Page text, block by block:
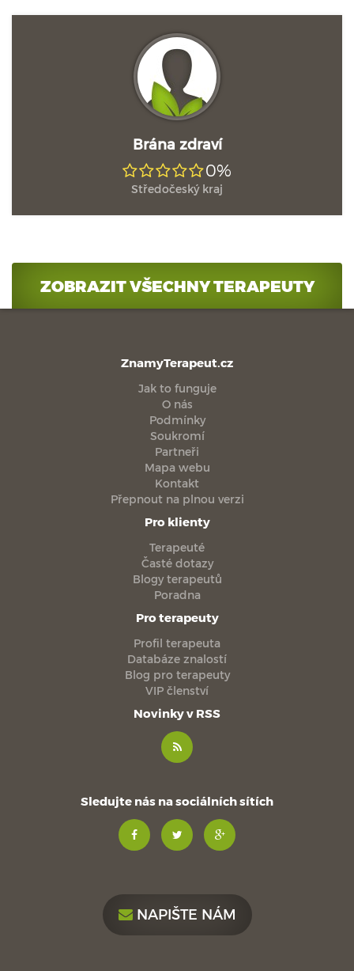
Brána zdraví
0%
Středočeský kraj
ZOBRAZIT VŠECHNY TERAPEUTY
ZnamyTerapeut.cz
Jak to funguje
O nás
Podmínky
Soukromí
Partneři
Mapa webu
Kontakt
Přepnout na plnou verzi
Pro klienty
Terapeuté
Časté dotazy
Blogy terapeutů
Poradna
Pro terapeuty
Profil terapeuta
Databáze znalostí
Blog pro terapeuty
VIP členství
Novinky v RSS
Sledujte nás na sociálních sítích
NAPIŠTE NÁM